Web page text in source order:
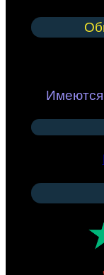
Имеются